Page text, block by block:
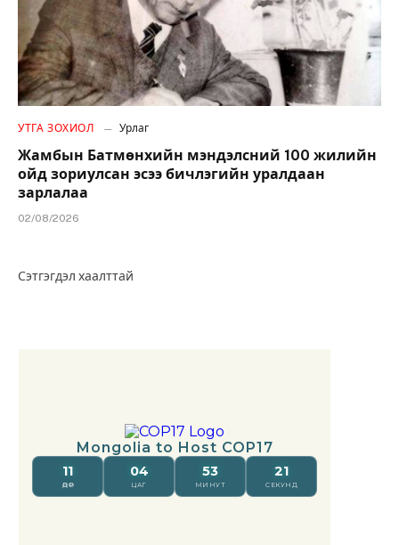
УТГА ЗОХИОЛ Урлаг
Жамбын Батмөнхийн мэндэлсний 100 жилийн
ойд зориулсан эсээ бичлэгийн уралдаан
зарлалаа
02/08/2026
Сэтгэгдэл хаалттай